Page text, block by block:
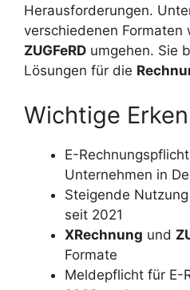
Herausforderungen.
verschiedenen Formaten
ZUGFeRD umgehen. Sie
Lösungen für die
Wichtige
E-
Unternehmen in
Steigende
seit 2021
XRechnung und
Formate
Meldepflicht für E-